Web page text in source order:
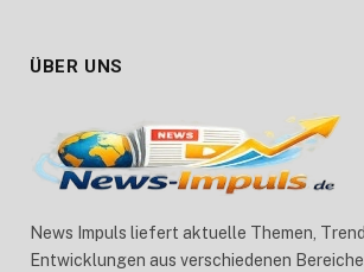
ÜBER UNS
News Impuls liefert aktuelle Themen,
Entwicklungen aus verschiedenen